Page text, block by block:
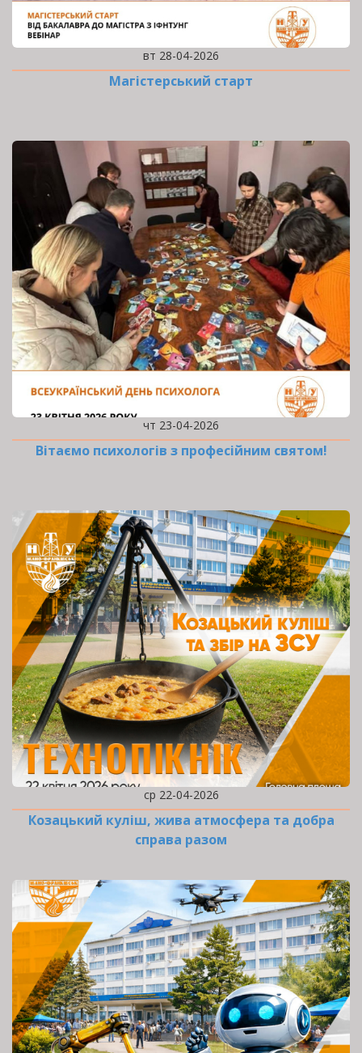
вт 28-04-2026
Магістерський старт
чт 23-04-2026
Вітаємо психологів з професійним святом!
ср 22-04-2026
Козацький куліш, жива атмосфера та добра
справа разом